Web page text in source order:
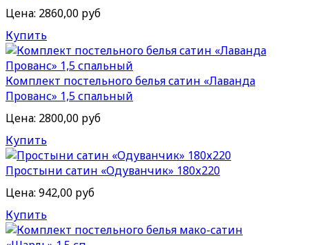
Цена: 2860,00 руб
Купить
Комплект постельного белья сатин «Лаванда
Прованс» 1,5 спальный
Цена: 2800,00 руб
Купить
Простыни сатин «Одуванчик» 180х220
Цена: 942,00 руб
Купить